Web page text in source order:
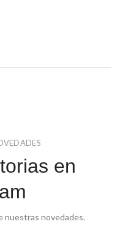
en
nuestras novedades.